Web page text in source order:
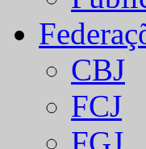
CBJ
FCJ
FGJ